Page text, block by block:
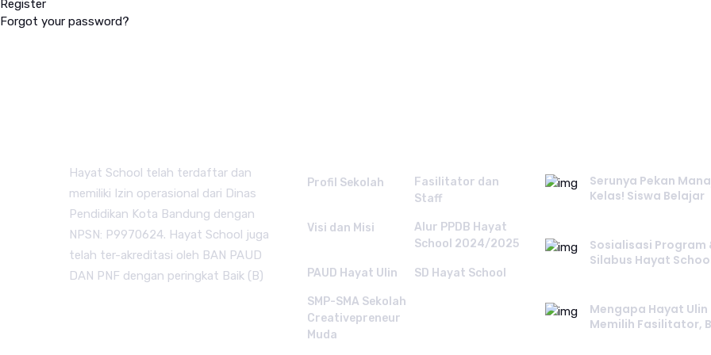
Register
Forgot your password?
Hayat School telah terdaftar dan
memiliki Izin operasional dari Dinas
Pendidikan Kota Bandung dengan
NPSN: P9970624. Hayat School juga
telah ter-akreditasi oleh BAN PAUD
DAN PNF dengan peringkat Baik (B)
Profil Sekolah
Fasilitator dan
Staff
Visi dan Misi
Alur PPDB Hayat
School 2024/2025
PAUD Hayat Ulin SD Hayat School
SMP-SMA Sekolah
Creativepreneur
Muda
Serunya Pekan
Kelas! Siswa Belajar
Sosialisasi Program
Silabus Hayat
Mengapa Hayat Ulin
Memilih Fasilitator,